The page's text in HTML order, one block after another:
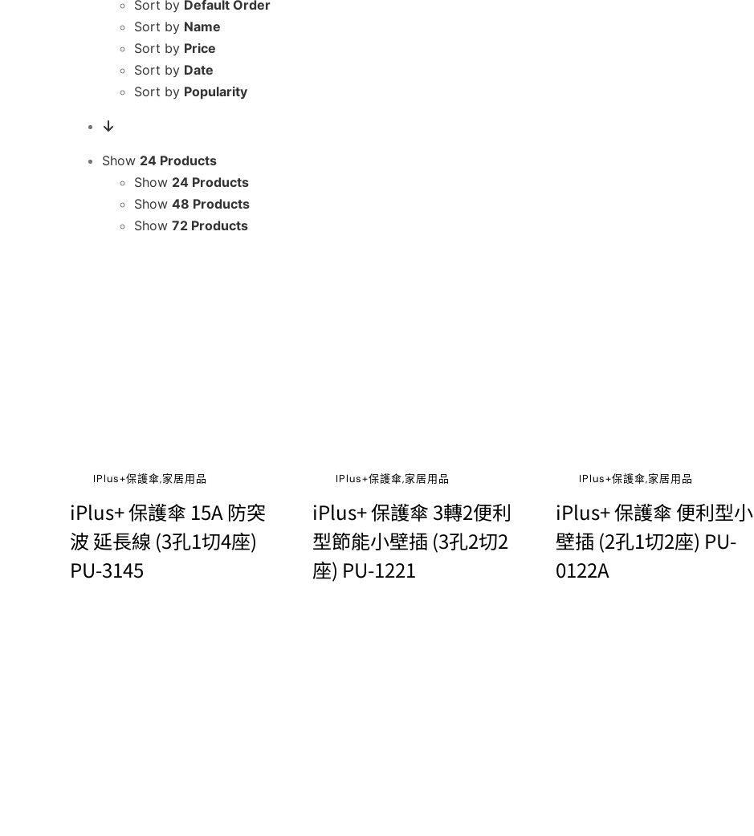
Sort by Default Order
Sort by Name
Sort by Price
Sort by Date
Sort by Popularity
Show 24 Products
Show 24 Products
Show 48 Products
Show 72 Products
IPlus+保護傘,家居用品
iPlus+ 保護傘 15A 防突
波 延長線 (3孔1切4座)
PU-3145
IPlus+保護傘,家居用品
iPlus+ 保護傘 3轉2便利
型節能小壁插 (3孔2切2
座) PU-1221
IPlus+保護傘,家居用品
iPlus+ 保護傘 便利型小
壁插 (2孔1切2座) PU-
0122A